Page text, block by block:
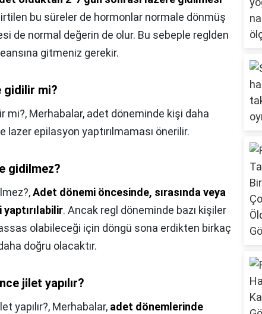
bu süreler de hormonlar normale dönmüş
de normal değerin de olur. Bu sebeple reglden
gitmeniz gerekir.
gidilir mi?
mi?, Merhabalar, adet döneminde kişi daha
lazer epilasyon yaptırılmaması önerilir.
gidilmez?
Adet dönemi öncesinde, sırasında veya
. Ancak regl döneminde bazı kişiler
olabileceği için döngü sona erdikten birkaç
doğru olacaktır.
jilet yapılır?
yapılır?, Merhabalar, adet dönemlerinde